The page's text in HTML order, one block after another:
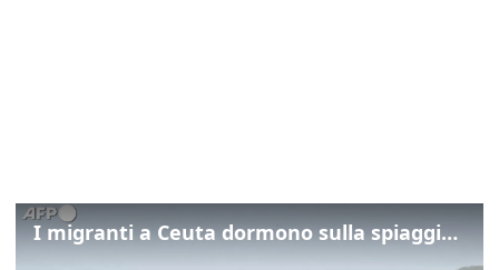
I migranti a Ceuta dormono sulla spiaggia: "Vogliamo entrare in Europa"